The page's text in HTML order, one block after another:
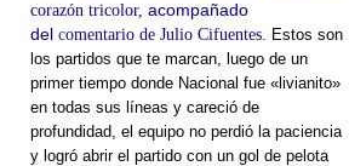
corazón tricolor, acompañado
del comentario de Julio Cifuentes. Estos son
los partidos que te marcan, luego de un
primer tiempo donde Nacional fue «livianito»
en todas sus líneas y careció de
profundidad, el equipo no perdió la paciencia
y logró abrir el partido con un gol de pelota